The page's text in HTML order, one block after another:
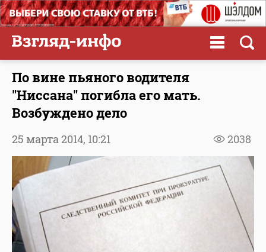
По вине пьяного водителя
"Ниссана" погибла его мать.
Возбуждено дело
2038
25 марта 2014, 10:21